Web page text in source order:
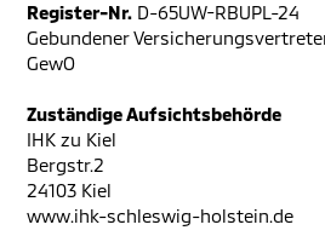
Register-Nr. D-65UW-RBUPL-24
Gebundener
GewO
Zuständige Aufsichtsbehörde
IHK zu Kiel
Bergstr.2
24103 Kiel
www.ihk-schleswig-holstein.de